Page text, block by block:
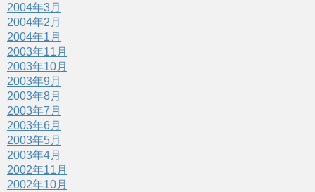
2004年3月
2004年2月
2004年1月
2003年11月
2003年10月
2003年9月
2003年8月
2003年7月
2003年6月
2003年5月
2003年4月
2002年11月
2002年10月